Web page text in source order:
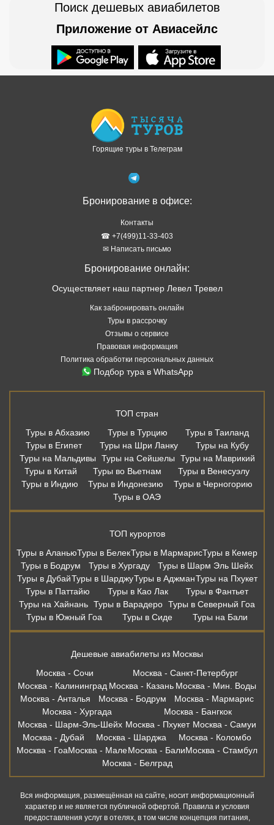
Поиск дешевых авиабилетов
Приложение от Авиасейлс
Горящие туры в Телеграм
Бронирование в офисе:
Контакты
☎ +7(499)11-33-403
✉ Написать письмо
Бронирование онлайн:
Осуществляет наш партнер Левел Тревел
Как забронировать онлайн
Туры в рассрочку
Отзывы о сервисе
Правовая информация
Политика обработки персональных данных
Подбор тура в WhatsApp
ТОП стран
Туры в Абхазию
Туры в Турцию
Туры в Таиланд
Туры в Египет
Туры на Шри Ланку
Туры на Кубу
Туры на Мальдивы
Туры на Сейшелы
Туры на Маврикий
Туры в Китай
Туры во Вьетнам
Туры в Венесуэлу
Туры в Индию
Туры в Индонезию
Туры в Черногорию
Туры в ОАЭ
ТОП курортов
Туры в АланьюТуры в БелекТуры в МармарисТуры в Кемер
Туры в Бодрум
Туры в Хургаду
Туры в Шарм Эль Шейх
Туры в ДубайТуры в ШарджуТуры в АджманТуры на Пхукет
Туры в Паттайю
Туры в Као Лак
Туры в Фантьет
Туры на Хайнань Туры в Варадеро Туры в Северный Гоа
Туры в Южный Гоа
Туры в Сиде Туры на Бали
Дешевые авиабилеты из Москвы
Москва - Сочи
Москва - Санкт-Петербург
Москва - Калининград Москва - Казань Москва - Мин. Воды
Москва - Анталья
Москва - Бодрум
Москва - Мармарис
Москва - Хургада
Москва - Бангкок
Москва - Шарм-Эль-Шейх Москва - Пхукет Москва - Самуи
Москва - Дубай
Москва - Шарджа
Москва - Коломбо
Москва - ГоаМосква - МалеМосква - БалиМосква - Стамбул
Москва - Белград
Вся информация, размещённая на сайте, носит информационный
характер и не является публичной офертой. Правила и условия
предоставления услуг в отелях, в том числе концепция питания,